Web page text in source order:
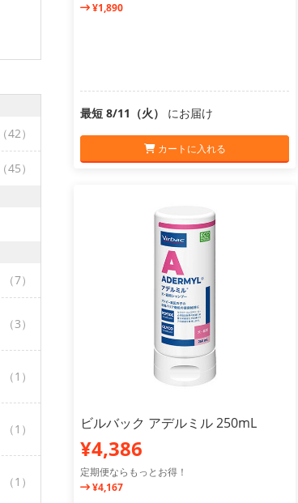
（42）
（45）
（7）
（3）
（1）
（1）
（1）
¥1,890
最短 8/11（火） にお届け
カートに入れる
ビルバック アデルミル 250mL
¥4,386
定期便ならもっとお得！
¥4,167